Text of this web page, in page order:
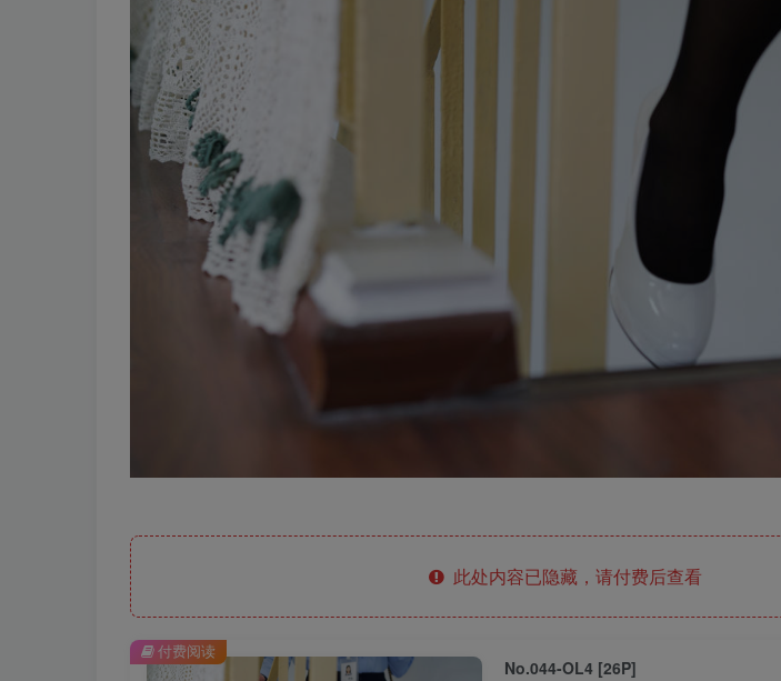
此处内容已隐藏，请付费后查看
No.044-OL4 [26P]
付费阅读